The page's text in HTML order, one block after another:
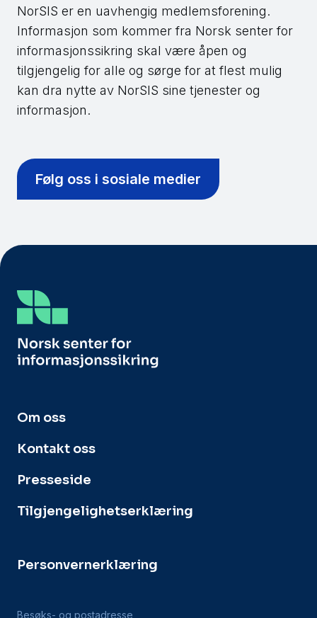
NorSIS er en uavhengig medlemsforening.
Informasjon som kommer fra Norsk senter for
informasjonssikring skal være åpen og
tilgjengelig for alle og sørge for at flest mulig
kan dra nytte av NorSIS sine tjenester og
informasjon.
Følg oss i sosiale medier
Om oss
Kontakt oss
Presseside
Tilgjengelighetserklæring
Personvernerklæring
Besøks- og postadresse